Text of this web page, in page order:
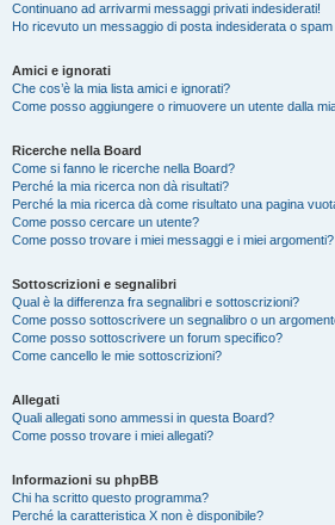
Continuano ad arrivarmi messaggi privati indesiderati!
Ho ricevuto un messaggio di posta indesiderata o
Amici e ignorati
Che cos’è la mia lista amici e ignorati?
Come posso aggiungere o rimuovere un utente dalla
Ricerche nella Board
Come si fanno le ricerche nella Board?
Perché la mia ricerca non dà risultati?
Perché la mia ricerca dà come risultato una pagina
Come posso cercare un utente?
Come posso trovare i miei messaggi e i miei argomenti?
Sottoscrizioni e segnalibri
Qual è la differenza fra segnalibri e sottoscrizioni?
Come posso sottoscrivere un segnalibro o un
Come posso sottoscrivere un forum specifico?
Come cancello le mie sottoscrizioni?
Allegati
Quali allegati sono ammessi in questa Board?
Come posso trovare i miei allegati?
Informazioni su phpBB
Chi ha scritto questo programma?
Perché la caratteristica X non è disponibile?